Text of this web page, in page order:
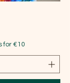
for €10